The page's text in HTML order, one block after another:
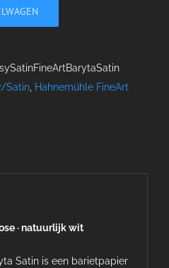
Satin Hahnemühle FineArt
· natuurlijk wit
Satin is een barietpapier